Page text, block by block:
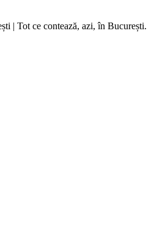
| Tot ce contează, azi, în București.